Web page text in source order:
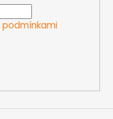
podmínkami